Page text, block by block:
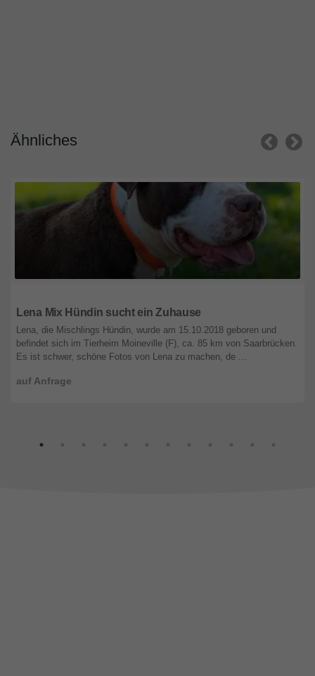
Ähnliches
Lena Mix Hündin sucht ein Zuhause
auf Anfrage
Lena, die Mischlings Hündin, wurde am 15.10.2018 geboren und
befindet sich im Tierheim Moineville (F), ca. 85 km von Saarbrücken.
Es ist schwer, schöne Fotos von Lena zu machen, de ...